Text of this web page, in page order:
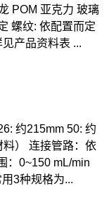
POM 亚克力 玻璃
螺纹: 依配置而定
产品资料表 ...
约215mm 50: 约
） 连接管路：依
：0~150 mL/min
3种规格为...